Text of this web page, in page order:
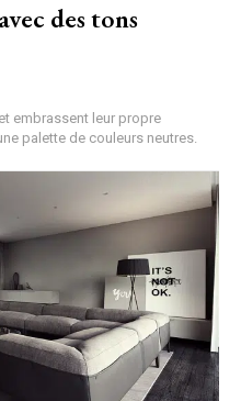
des tons
embrassent leur propre
palette de couleurs neutres.